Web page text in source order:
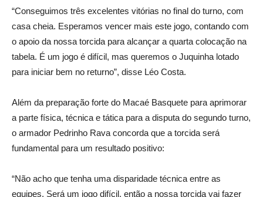
“Conseguimos três excelentes vitórias no final do turno, com
casa cheia. Esperamos vencer mais este jogo, contando com
o apoio da nossa torcida para alcançar a quarta colocação na
tabela. É um jogo é difícil, mas queremos o Juquinha lotado
para iniciar bem no returno”, disse Léo Costa.
Além da preparação forte do Macaé Basquete para aprimorar
a parte física, técnica e tática para a disputa do segundo turno,
o armador Pedrinho Rava concorda que a torcida será
fundamental para um resultado positivo:
“Não acho que tenha uma disparidade técnica entre as
equipes. Será um jogo difícil, então a nossa torcida vai fazer